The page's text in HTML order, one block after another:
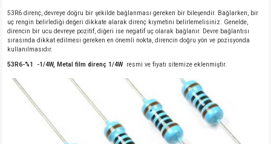
53R6 direnç, devreye doğru bir şekilde bağlanması gereken bir bileşendir. Bağlarken, bir
uç rengin belirlediği değeri dikkate alarak direnç kıymetini belirlemelisiniz. Genelde,
direncin bir ucu devreye pozitif, diğeri ise negatif uç olarak bağlanır. Devre bağlantısı
sırasında dikkat edilmesi gereken en önemli nokta, direncin doğru yön ve pozisyonda
kullanılmasıdır.
53R6-%1 -1/4W, Metal film direnç 1/4W resmi ve fiyatı sitemize eklenmiştir.